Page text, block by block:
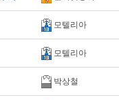
모텔리아
모텔리아
박상철